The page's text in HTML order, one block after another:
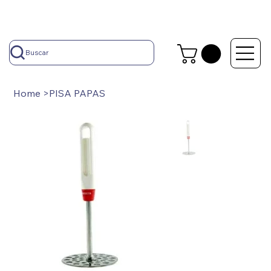
Buscar
Home >PISA PAPAS